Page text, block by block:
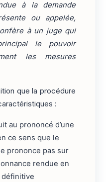
à la demande
ou appelée,
à un juge qui
le pouvoir
les mesures
que la procédure
:
au prononcé d’une
ce sens que le
prononce pas sur
rendue en
définitive